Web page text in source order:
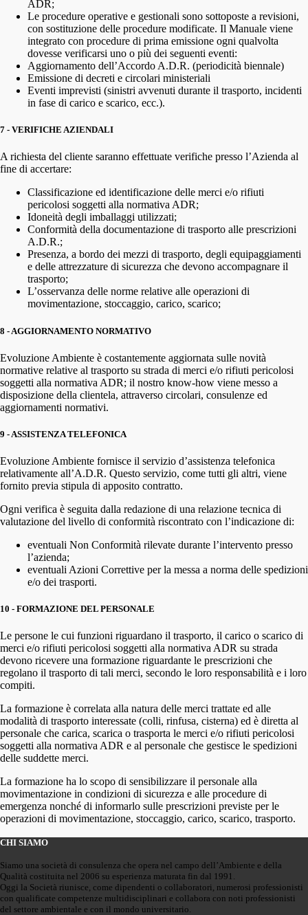
ADR;
Le procedure operative e gestionali sono sottoposte a revisioni,
con sostituzione delle procedure modificate. Il Manuale viene
integrato con procedure di prima emissione ogni qualvolta
dovesse verificarsi uno o più dei seguenti eventi:
Aggiornamento dell’Accordo A.D.R. (periodicità biennale)
Emissione di decreti e circolari ministeriali
Eventi imprevisti (sinistri avvenuti durante il trasporto, incidenti
in fase di carico e scarico, ecc.).
7 - VERIFICHE AZIENDALI
A richiesta del cliente saranno effettuate verifiche presso l’Azienda al
fine di accertare:
Classificazione ed identificazione delle merci e/o rifiuti
pericolosi soggetti alla normativa ADR;
Idoneità degli imballaggi utilizzati;
Conformità della documentazione di trasporto alle prescrizioni
A.D.R.;
Presenza, a bordo dei mezzi di trasporto, degli equipaggiamenti
e delle attrezzature di sicurezza che devono accompagnare il
trasporto;
L’osservanza delle norme relative alle operazioni di
movimentazione, stoccaggio, carico, scarico;
8 - AGGIORNAMENTO NORMATIVO
Evoluzione Ambiente è costantemente aggiornata sulle novità
normative relative al trasporto su strada di merci e/o rifiuti pericolosi
soggetti alla normativa ADR; il nostro know-how viene messo a
disposizione della clientela, attraverso circolari, consulenze ed
aggiornamenti normativi.
9 - ASSISTENZA TELEFONICA
Evoluzione Ambiente fornisce il servizio d’assistenza telefonica
relativamente all’A.D.R. Questo servizio, come tutti gli altri, viene
fornito previa stipula di apposito contratto.
Ogni verifica è seguita dalla redazione di una relazione tecnica di
valutazione del livello di conformità riscontrato con l’indicazione di:
eventuali Non Conformità rilevate durante l’intervento presso
l’azienda;
eventuali Azioni Correttive per la messa a norma delle spedizioni
e/o dei trasporti.
10 - FORMAZIONE DEL PERSONALE
Le persone le cui funzioni riguardano il trasporto, il carico o scarico di
merci e/o rifiuti pericolosi soggetti alla normativa ADR su strada
devono ricevere una formazione riguardante le prescrizioni che
regolano il trasporto di tali merci, secondo le loro responsabilità e i loro
compiti.
La formazione è correlata alla natura delle merci trattate ed alle
modalità di trasporto interessate (colli, rinfusa, cisterna) ed è diretta al
personale che carica, scarica o trasporta le merci e/o rifiuti pericolosi
soggetti alla normativa ADR e al personale che gestisce le spedizioni
delle suddette merci.
La formazione ha lo scopo di sensibilizzare il personale alla
movimentazione in condizioni di sicurezza e alle procedure di
emergenza nonché di informarlo sulle prescrizioni previste per le
operazioni di movimentazione, stoccaggio, carico, scarico, trasporto.
CHI SIAMO
Siamo una società di consulenza che opera nel campo dell’Ambiente e della
Qualità costituita nel 2006 su esperienza maturata fin dal 1991.
Oggi la Società riunisce, come dipendenti o collaboratori, numerosi professionisti
con qualificate competenze multidisciplinari e collabora con noti professionisti
del settore ambientale e con il mondo universitario.